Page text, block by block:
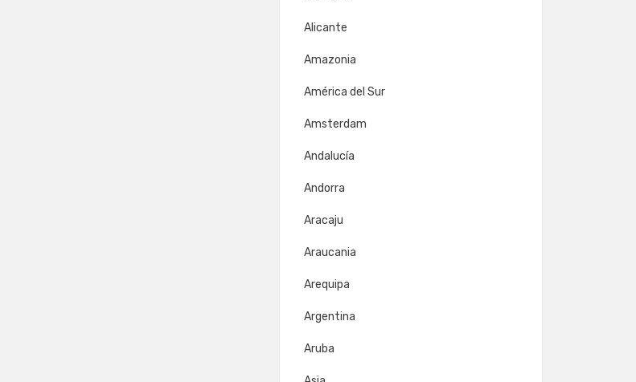
Alicante
Amazonia
América del Sur
Amsterdam
Andalucía
Andorra
Aracaju
Araucania
Arequipa
Argentina
Aruba